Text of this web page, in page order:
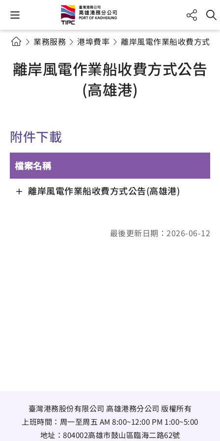
業務服務 港埠費率 離岸風電作業船收費方式
離岸風電作業船收費方式公告
(高雄港)
附件下載
檔案名稱
離岸風電作業船收費方式公告(高雄港)
最後更新日期：2026-06-12
臺灣港務股份有限公司 高雄港務分公司 版權所有
上班時間：周一至周五 AM 8:00~12:00 PM 1:00~5:00
地址： 804002高雄市鼓山區臨海二路62號